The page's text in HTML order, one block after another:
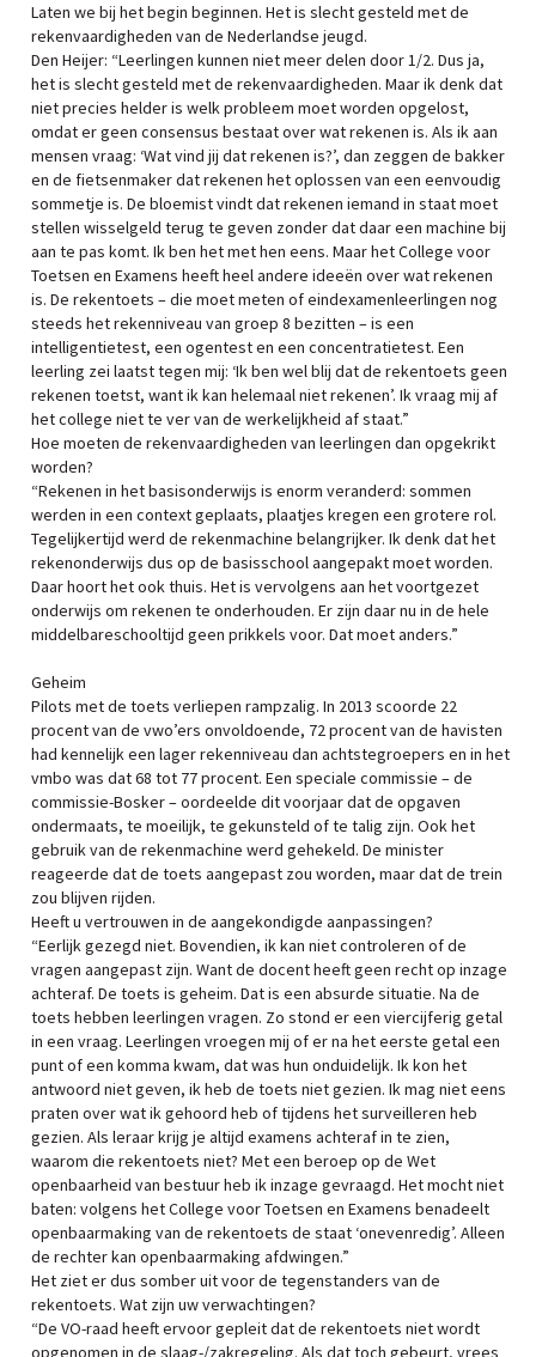
Laten we bij het begin beginnen. Het is slecht gesteld met de
rekenvaardigheden van de Nederlandse jeugd.
Den Heijer: “Leerlingen kunnen niet meer delen door 1/2. Dus ja,
het is slecht gesteld met de rekenvaardigheden. Maar ik denk dat
niet precies helder is welk probleem moet worden opgelost,
omdat er geen consensus bestaat over wat rekenen is. Als ik aan
mensen vraag: ‘Wat vind jij dat rekenen is?’, dan zeggen de bakker
en de fietsenmaker dat rekenen het oplossen van een eenvoudig
sommetje is. De bloemist vindt dat rekenen iemand in staat moet
stellen wisselgeld terug te geven zonder dat daar een machine bij
aan te pas komt. Ik ben het met hen eens. Maar het College voor
Toetsen en Examens heeft heel andere ideeën over wat rekenen
is. De rekentoets – die moet meten of eindexamenleerlingen nog
steeds het rekenniveau van groep 8 bezitten – is een
intelligentietest, een ogentest en een concentratietest. Een
leerling zei laatst tegen mij: ‘Ik ben wel blij dat de rekentoets geen
rekenen toetst, want ik kan helemaal niet rekenen’. Ik vraag mij af
het college niet te ver van de werkelijkheid af staat.”
Hoe moeten de rekenvaardigheden van leerlingen dan opgekrikt
worden?
“Rekenen in het basisonderwijs is enorm veranderd: sommen
werden in een context geplaats, plaatjes kregen een grotere rol.
Tegelijkertijd werd de rekenmachine belangrijker. Ik denk dat het
rekenonderwijs dus op de basisschool aangepakt moet worden.
Daar hoort het ook thuis. Het is vervolgens aan het voortgezet
onderwijs om rekenen te onderhouden. Er zijn daar nu in de hele
middelbareschooltijd geen prikkels voor. Dat moet anders.”
Geheim
Pilots met de toets verliepen rampzalig. In 2013 scoorde 22
procent van de vwo’ers onvoldoende, 72 procent van de havisten
had kennelijk een lager rekenniveau dan achtstegroepers en in het
vmbo was dat 68 tot 77 procent. Een speciale commissie – de
commissie-Bosker – oordeelde dit voorjaar dat de opgaven
ondermaats, te moeilijk, te gekunsteld of te talig zijn. Ook het
gebruik van de rekenmachine werd gehekeld. De minister
reageerde dat de toets aangepast zou worden, maar dat de trein
zou blijven rijden.
Heeft u vertrouwen in de aangekondigde aanpassingen?
“Eerlijk gezegd niet. Bovendien, ik kan niet controleren of de
vragen aangepast zijn. Want de docent heeft geen recht op inzage
achteraf. De toets is geheim. Dat is een absurde situatie. Na de
toets hebben leerlingen vragen. Zo stond er een viercijferig getal
in een vraag. Leerlingen vroegen mij of er na het eerste getal een
punt of een komma kwam, dat was hun onduidelijk. Ik kon het
antwoord niet geven, ik heb de toets niet gezien. Ik mag niet eens
praten over wat ik gehoord heb of tijdens het surveilleren heb
gezien. Als leraar krijg je altijd examens achteraf in te zien,
waarom die rekentoets niet? Met een beroep op de Wet
openbaarheid van bestuur heb ik inzage gevraagd. Het mocht niet
baten: volgens het College voor Toetsen en Examens benadeelt
openbaarmaking van de rekentoets de staat ‘onevenredig’. Alleen
de rechter kan openbaarmaking afdwingen.”
Het ziet er dus somber uit voor de tegenstanders van de
rekentoets. Wat zijn uw verwachtingen?
“De VO-raad heeft ervoor gepleit dat de rekentoets niet wordt
opgenomen in de slaag-/zakregeling. Als dat toch gebeurt, vrees